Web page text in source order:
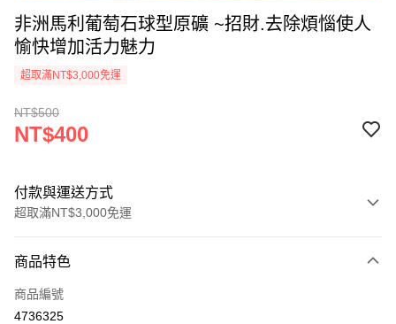
非洲馬利葡萄石球型原礦 ~招財.去除煩惱使人
愉快增加活力魅力
超取滿NT$3,000免運
NT$500
NT$400
付款與運送方式
超取滿NT$3,000免運
信用卡一次付款
超商取貨付款
商品特色
商品編號
4736325